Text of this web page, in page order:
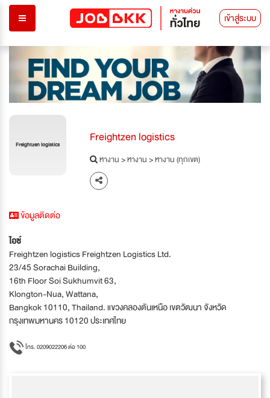
เข้าสู่ระบบ
Freightzen logistics Freightzen logistics
หางาน>หางาน>หางาน (ทุกเขต)
ข้อมูลติดต่อ
ไอซ์
Freightzen logistics Freightzen Logistics Ltd.
23/45 Sorachai Building,
16th Floor Soi Sukhumvit 63,
Klongton-Nua, Wattana,
Bangkok 10110, Thailand. แขวงคลองตันเหนือ เขตวัฒนา จังหวัด
กรุงเทพมหานคร 10120 ประเทศไทย
โทร. 0209022206 ต่อ 100